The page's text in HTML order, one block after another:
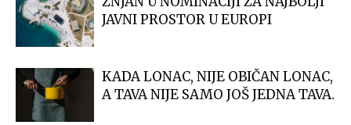
JAVNI PROSTOR U EUROPI
KADA LONAC, NIJE OBIČAN LONAC,
A TAVA NIJE SAMO JOŠ JEDNA TAVA.